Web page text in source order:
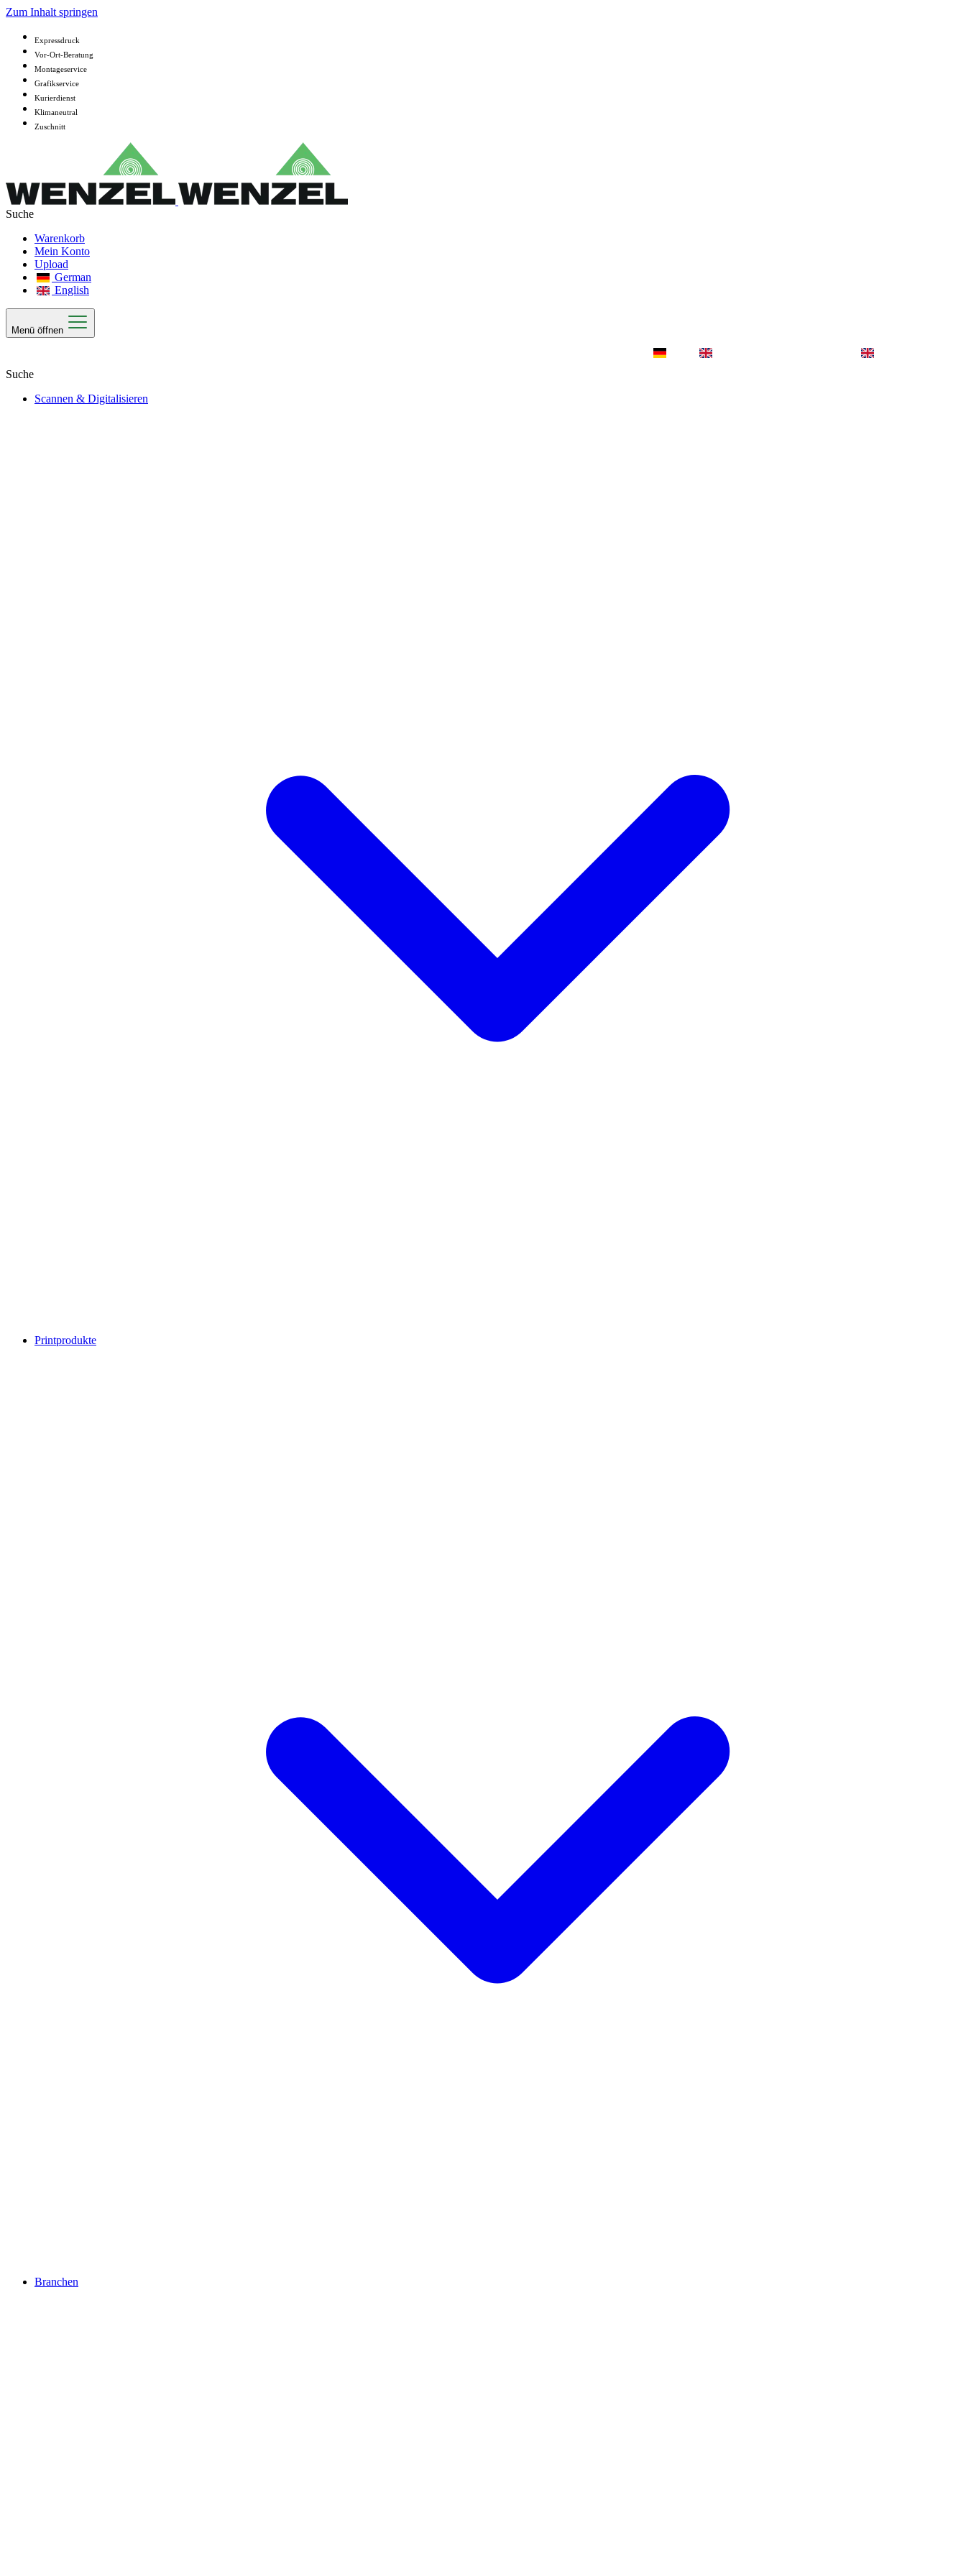
Zum Inhalt springen
Expressdruck
Vor-Ort-Beratung
Montageservice
Grafikservice
Kurierdienst
Klimaneutral
Zuschnitt
Warenkorb
Mein Konto
Upload
German
English
Menü öffnen
Scannen & Digitalisieren
Printprodukte
Branchen